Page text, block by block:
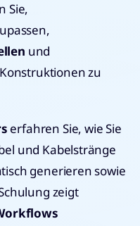
Sie,
und
zu
erfahren Sie, wie Sie
und Kabelstränge
generieren sowie
zeigt